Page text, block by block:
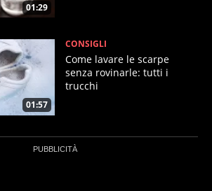
01:29
01:57
CONSIGLI
Come lavare le scarpe
senza rovinarle: tutti i
trucchi